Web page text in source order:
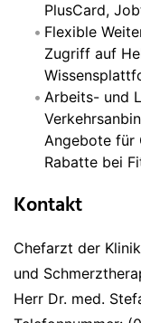
PlusCard,
Flexible
Zugriff auf
Arbeits- und
Angebote für
Rabatte bei
Kontakt
Chefarzt der
und
Herr Dr. med.